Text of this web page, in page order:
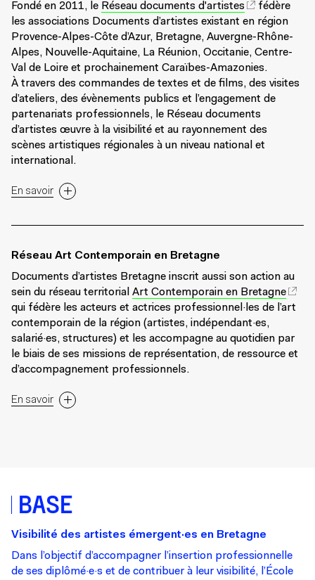
Fondé en 2011, le Réseau documents d'artistes
fédère
les associations Documents d’artistes existant en région
Provence-Alpes-Côte d’Azur, Bretagne, Auvergne-Rhône-
Alpes, Nouvelle-Aquitaine, La Réunion, Occitanie, Centre-
Val de Loire et prochainement Caraïbes-Amazonies.
À travers des commandes de textes et de films, des visites
d’ateliers, des évènements publics et l’engagement de
partenariats professionnels, le Réseau documents
d’artistes œuvre à la visibilité et au rayonnement des
scènes artistiques régionales à un niveau national et
international.
En savoir
Réseau Art Contemporain en Bretagne
Documents d’artistes Bretagne inscrit aussi son action au
sein du réseau territorial Art Contemporain en Bretagne
qui fédère les acteurs et actrices professionnel·les de l’art
contemporain de la région (artistes, indépendant·es,
salarié·es, structures) et les accompagne au quotidien par
le biais de ses missions de représentation, de ressource et
d’accompagnement professionnels.
En savoir
BASE
Visibilité des artistes émergent·es en Bretagne
Dans l’objectif d’accompagner l’insertion professionnelle
de ses diplômé·e·s et de contribuer à leur visibilité, l’École